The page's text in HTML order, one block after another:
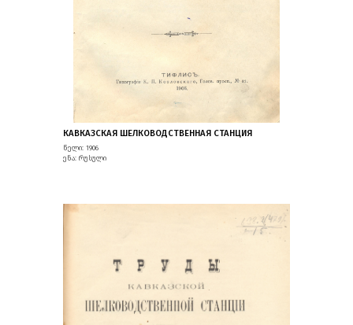
КАВКАЗСКАЯ ШЕЛКОВОДСТВЕННАЯ СТАНЦИЯ
წელი: 1906
ენა: რუსული